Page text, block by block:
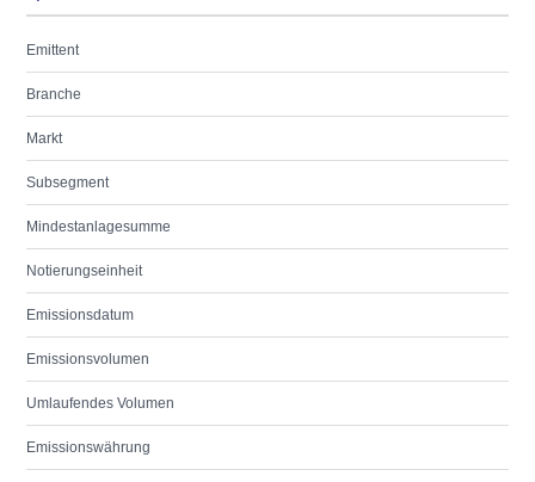
Emittent
Branche
Markt
Subsegment
Mindestanlagesumme
Notierungseinheit
Emissionsdatum
Emissionsvolumen
Umlaufendes Volumen
Emissionswährung